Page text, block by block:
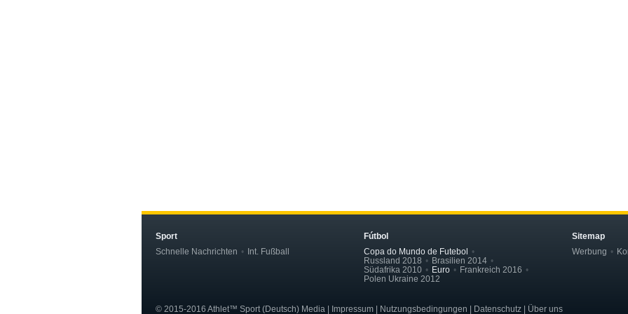
Sport
Schnelle Nachrichten
Int. Fußball
Fútbol
Copa do Mundo de Futebol
Russland 2018
Brasilien 2014
Südafrika 2010
Euro
Frankreich 2016
Polen Ukraine 2012
Sitemap
Werbung
© 2015-2016 Athlet™ Sport (Deutsch) Media | Impressum | Nutzungsbedingungen | Datenschutz | Über uns